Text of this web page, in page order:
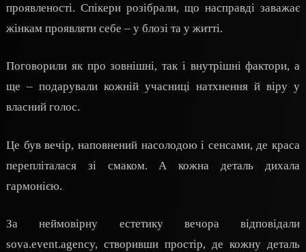
проявленості. Спікери розібрали, що насправді заважає
жінкам проявляти себе – у блозі та у житті.
Поговорили як про зовнішні, так і внутрішні фактори, а
ще – подарували кожній учасниці натхнення й віру у
власний голос.
Це був вечір, наповнений насолодою і сенсами, де краса
перепліталася зі смаком. А кожна деталь дихала
гармонією.
За неймовірну естетику вечора відповідали
sova.event.agency, створивши простір, де кожну деталь